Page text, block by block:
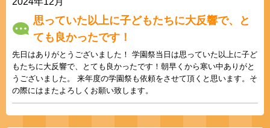
思っていた以上に子どもたちに大反響で、と
ても良かったです！
先日はありがとうございました！ 学園祭当日は思っていた以上に子ど
もたちに大反響で、とても良かったです！朝早くから寒い中ありがと
うございました。 来年度の学園祭も依頼をさせて頂くと思います。そ
の際にはまたよろしくお願い致します。